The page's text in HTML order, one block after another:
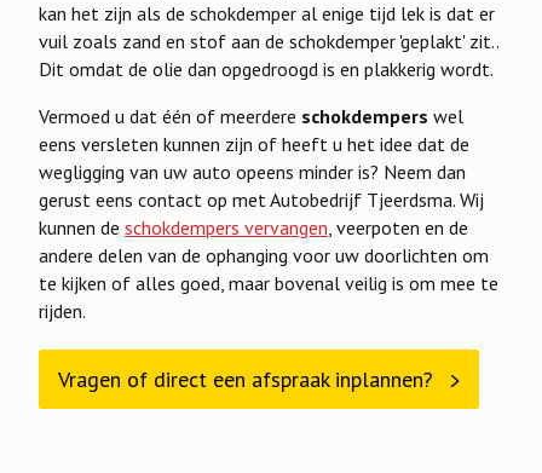
kan het zijn als de schokdemper al enige tijd lek is dat er
vuil zoals zand en stof aan de schokdemper 'geplakt' zit..
Dit omdat de olie dan opgedroogd is en plakkerig wordt.
Vermoed u dat één of meerdere schokdempers wel
eens versleten kunnen zijn of heeft u het idee dat de
wegligging van uw auto opeens minder is? Neem dan
gerust eens contact op met Autobedrijf Tjeerdsma. Wij
kunnen de schokdempers vervangen, veerpoten en de
andere delen van de ophanging voor uw doorlichten om
te kijken of alles goed, maar bovenal veilig is om mee te
rijden.
Vragen of direct een afspraak inplannen?